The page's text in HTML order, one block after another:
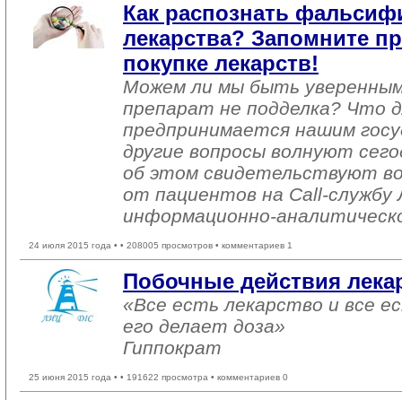
Как распознать
лекарства? Запомните
покупке лекарств!
Можем ли мы быть
препарат не подделка? Что
предпринимается нашим
другие вопросы волнуют
об этом свидетельствуют
от пациентов на Call-службу
информационно-
24 июля 2015 года • • 208005 просмотров • комментариев 1
Побочные действия
«Все есть лекарство и все
его делает доза»
Гиппократ
25 июня 2015 года • • 191622 просмотра • комментариев 0